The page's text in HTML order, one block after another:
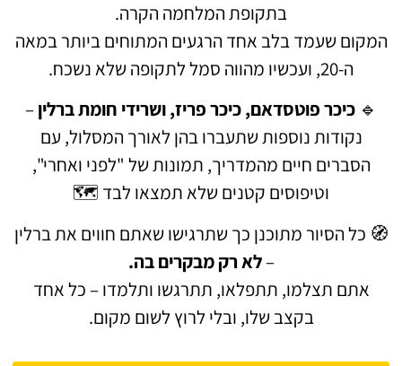
בתקופת המלחמה הקרה.
המקום שעמד בלב אחד הרגעים המתוחים ביותר במאה
ה-20, ועכשיו מהווה סמל לתקופה שלא נשכח.
🔹כיכר פוטסדאם, כיכר פריז, ושרידי חומת ברלין–
נקודות נוספות שתעברו בהן לאורך המסלול, עם
הסברים חיים מהמדריך, תמונות של "לפני ואחרי",
וטיפוסים קטנים שלא תמצאו לבד 🗺️
🧭 כל הסיור מתוכנן כך שתרגישו שאתם חווים את ברלין
–לא רק מבקרים בה.
אתם תצלמו, תתפלאו, תתרגשו ותלמדו – כל אחד
בקצב שלו, ובלי לרוץ לשום מקום.